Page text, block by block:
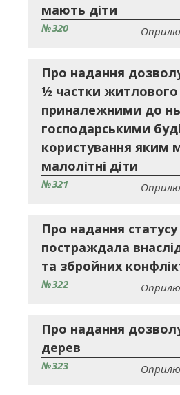
мають діти
№320
Про надання
½ частки житлового
приналежними до
господарськими
користування яким
малолітні діти
№321
Про надання
постраждала
та збройних
№322
Про надання
дерев
№323